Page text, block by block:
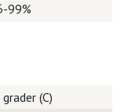
99%
grader (C)